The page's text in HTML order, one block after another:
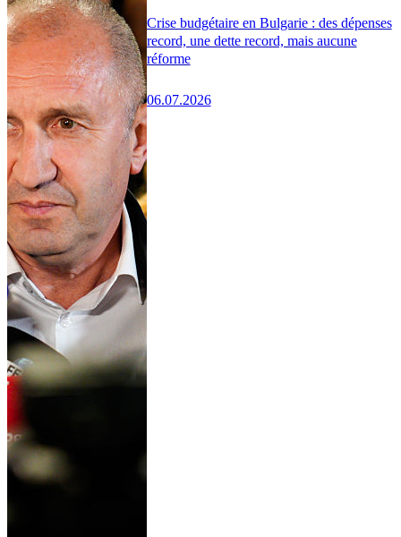
Crise budgétaire en Bulgarie : des dépenses
record, une dette record, mais aucune
réforme
06.07.2026